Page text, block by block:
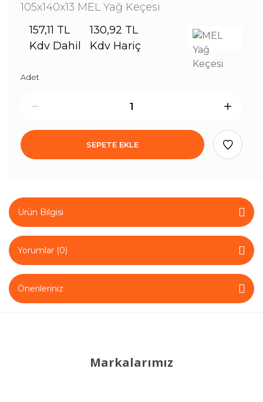
105x140x13 MEL Yağ Keçesi
157,11 TL
Kdv Dahil
130,92 TL
Kdv Hariç
Adet
SEPETE EKLE
Ürün Bilgisi
Yorumlar (0)
Önerileriniz
Markalarımız